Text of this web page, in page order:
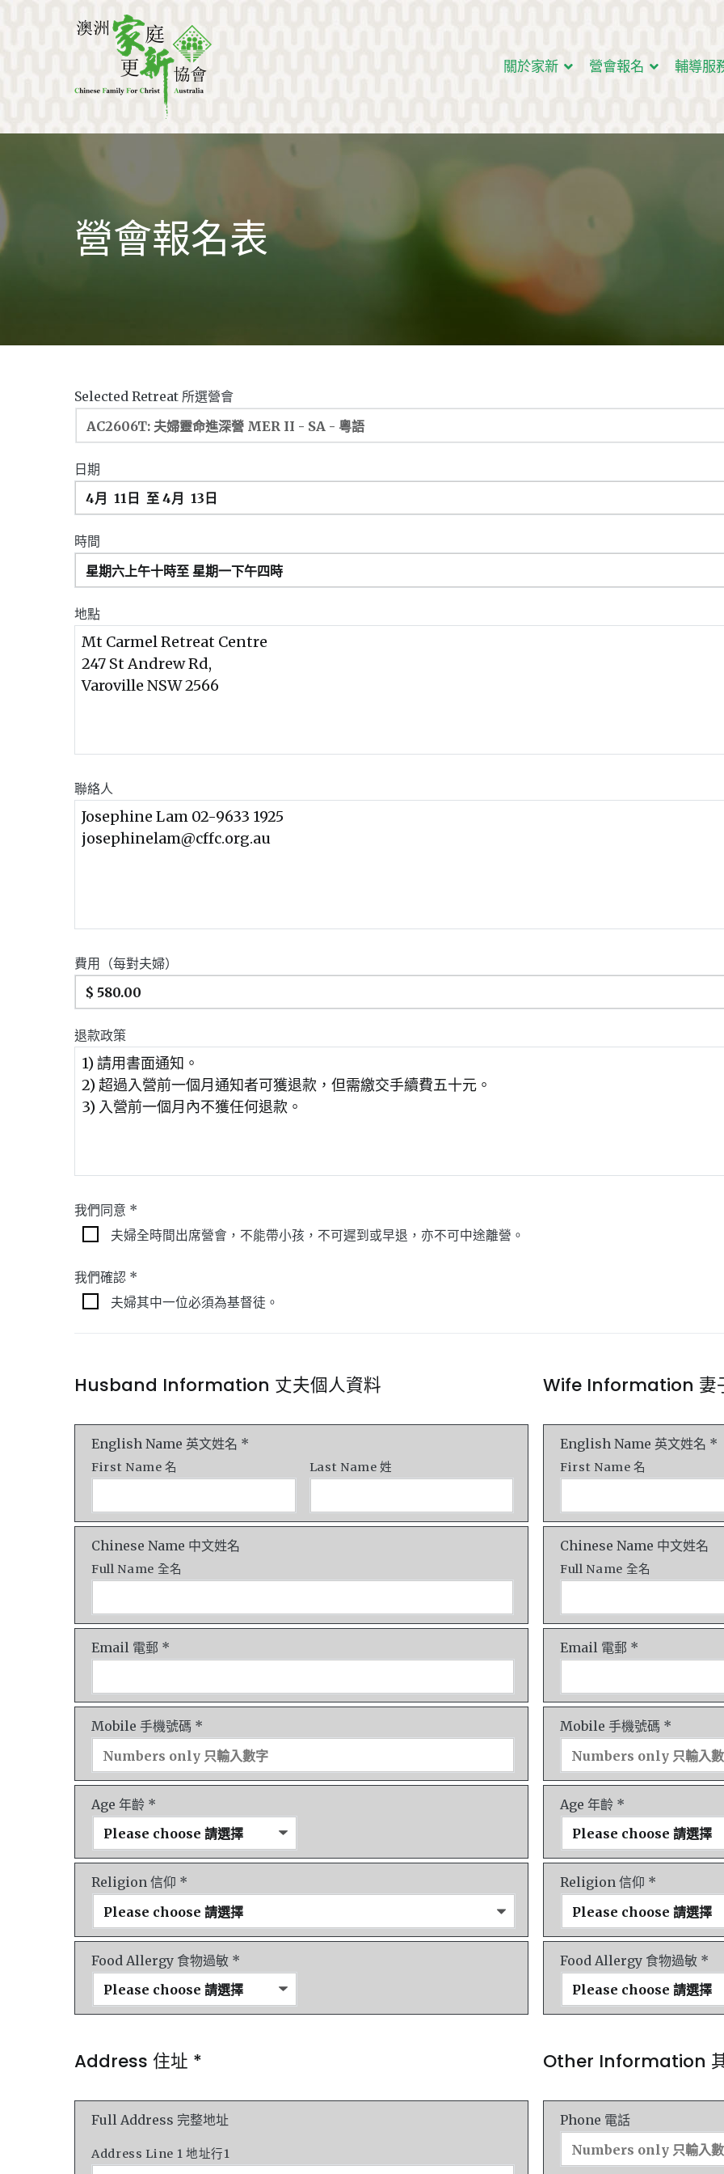
關於家新 營會報名 輔導服
營會報名表
Selected Retreat 所選營會
日期
時間
地點
聯絡人
費用（每對夫婦）
退款政策
我們同意 *
夫婦全時間出席營會，不能帶小孩，不可遲到或早退，亦不可中途離營。
我們確認 *
夫婦其中一位必須為基督徒。
Husband Information 丈夫個人資料
English Name 英文姓名 *
First Name 名 Last Name 姓
Chinese Name 中文姓名
Full Name 全名
Email 電郵 *
Mobile 手機號碼 *
Age 年齡 *
Religion 信仰 *
Food Allergy 食物過敏 *
Wife Information 妻
English Name 英文姓名 *
First Name 名
Chinese Name 中文姓名
Full Name 全名
Email 電郵 *
Mobile 手機號碼 *
Age 年齡 *
Religion 信仰 *
Food Allergy 食物過敏 *
Address 住址 *
Full Address 完整地址
Address Line 1 地址行1
Other Information
Phone 電話